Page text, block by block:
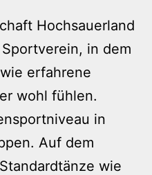
Hochsauerland
in dem
erfahrene
wohl fühlen.
in
Auf dem
wie